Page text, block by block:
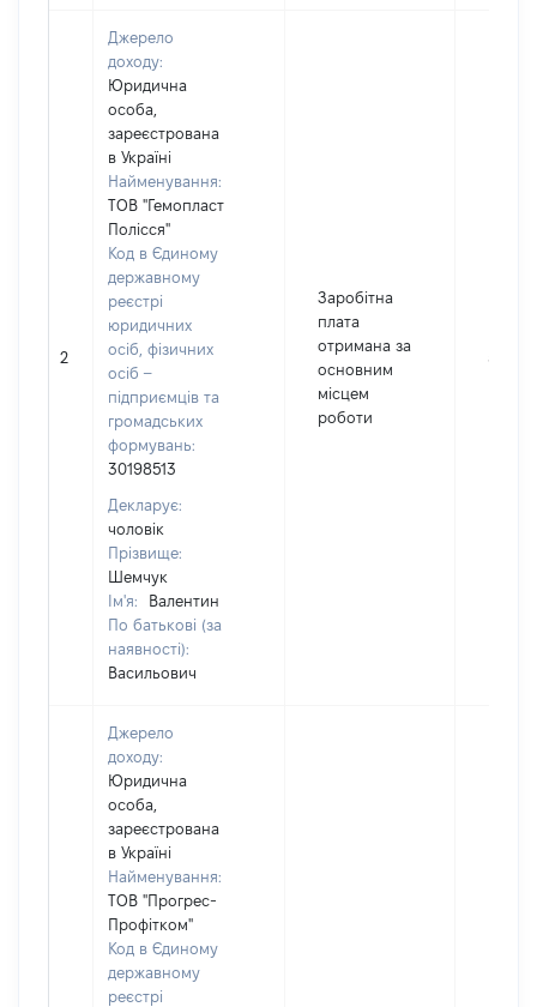
2
Джерело
доходу:
Юридична
особа,
зареєстрована
в Україні
Найменування:
ТОВ "Гемопласт
Полісся"
Код в Єдиному
державному
реєстрі
юридичних
осіб, фізичних
осіб –
підприємців та
громадських
формувань:
30198513
Декларує:
чоловік
Прізвище:
Шемчук
Ім'я:
Валентин
По батькові (за
наявності):
Васильович
Заробітна
плата
отримана за
основним
місцем
роботи
54978
Джерело
доходу:
Юридична
особа,
зареєстрована
в Україні
Найменування:
ТОВ "Прогрес-
Профітком"
Код в Єдиному
державному
реєстрі